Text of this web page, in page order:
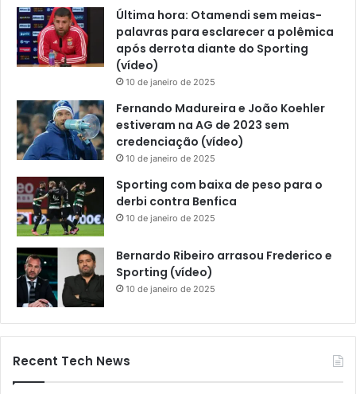
Última hora: Otamendi sem meias-
palavras para esclarecer a polêmica
após derrota diante do Sporting
(vídeo)
10 de janeiro de 2025
Fernando Madureira e João Koehler
estiveram na AG de 2023 sem
credenciação (vídeo)
10 de janeiro de 2025
Sporting com baixa de peso para o
derbi contra Benfica
10 de janeiro de 2025
Bernardo Ribeiro arrasou Frederico e
Sporting (vídeo)
10 de janeiro de 2025
Recent Tech News